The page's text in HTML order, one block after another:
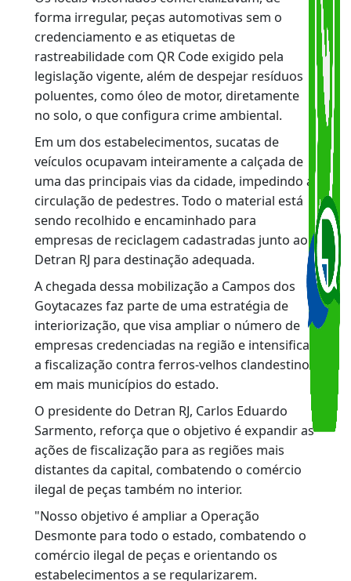
do Detran RJ atuaram com o apoio da Polícia
Militar e do Instituto Estadual do Ambiente
(Inea), na interdição, na terça-feira (30/6), de
três ferros-velhos irregulares em Campos dos
Goytacazes.
Os locais vistoriados comercializavam, de
forma irregular, peças automotivas sem o
credenciamento e as etiquetas de
rastreabilidade com QR Code exigido pela
legislação vigente, além de despejar resíduos
poluentes, como óleo de motor, diretamente
no solo, o que configura crime ambiental.
Em um dos estabelecimentos, sucatas de
veículos ocupavam inteiramente a calçada de
uma das principais vias da cidade, impedindo a
circulação de pedestres. Todo o material está
sendo recolhido e encaminhado para
empresas de reciclagem cadastradas junto ao
Detran RJ para destinação adequada.
A chegada dessa mobilização a Campos dos
Goytacazes faz parte de uma estratégia de
interiorização, que visa ampliar o número de
empresas credenciadas na região e intensificar
a fiscalização contra ferros-velhos clandestinos
em mais municípios do estado.